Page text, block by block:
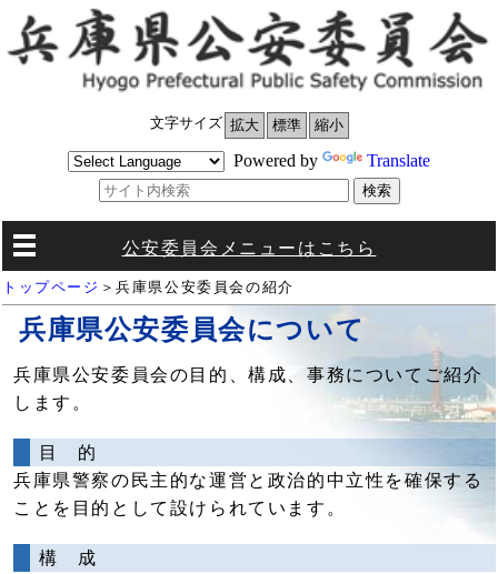
縮小
標準
拡大
文字サイズ
Powered by Translate
公安委員会メニューはこちら
トップページ ＞兵庫県公安委員会の紹介
兵庫県公安委員会について
兵庫県公安委員会の目的、構成、事務についてご紹介
します。
目 的
兵庫県警察の民主的な運営と政治的中立性を確保する
ことを目的として設けられています。
構 成